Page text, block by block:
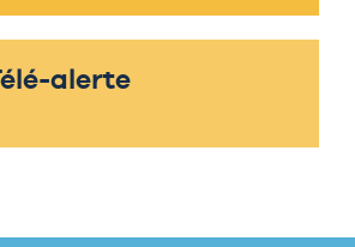
alerte